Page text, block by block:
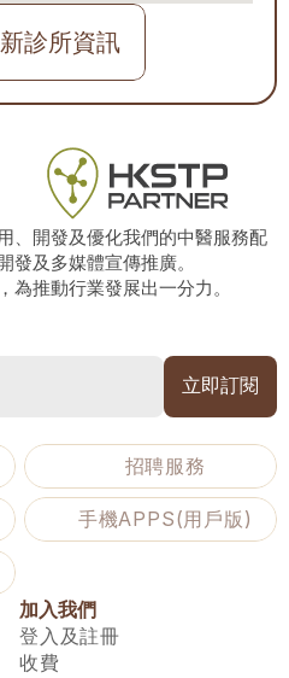
診所資訊
、開發及優化我們的中醫服務配
發及多媒體宣傳推廣。
為推動行業發展出一分力。
招聘服務
手機APPS(用戶版)
加入我們
登入及註冊
收費